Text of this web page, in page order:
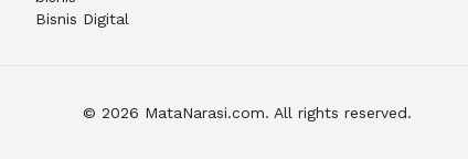
Bisnis Digital
© 2026 MataNarasi.com. All rights reserved.